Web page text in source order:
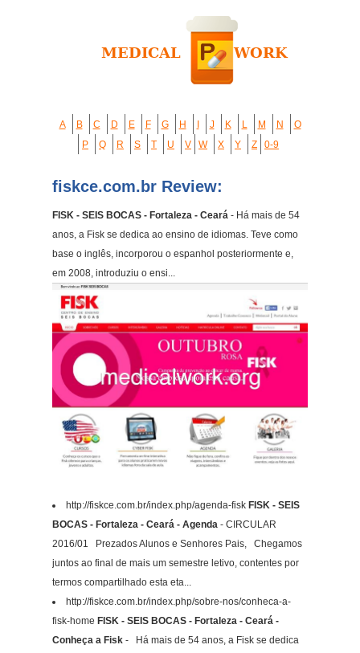
A B C D E F G H J K L M N
O
P
Q R S T U V W X Y Z 0-9
fiskce.com.br Review:
FISK - SEIS BOCAS - Fortaleza - Ceará - Há mais de 54
anos, a Fisk se dedica ao ensino de idiomas. Teve como
base o inglês, incorporou o espanhol posteriormente e,
em 2008, introduziu o ensi...
http://fiskce.com.br/index.php/agenda-fisk FISK - SEIS
BOCAS - Fortaleza - Ceará - Agenda - CIRCULAR
2016/01 Prezados Alunos e Senhores Pais, Chegamos
juntos ao final de mais um semestre letivo, contentes por
termos compartilhado esta eta...
http://fiskce.com.br/index.php/sobre-nos/conheca-a-
fisk-home FISK - SEIS BOCAS - Fortaleza - Ceará -
Conheça a Fisk - Há mais de 54 anos, a Fisk se dedica